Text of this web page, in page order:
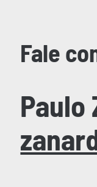
Fale
Paulo